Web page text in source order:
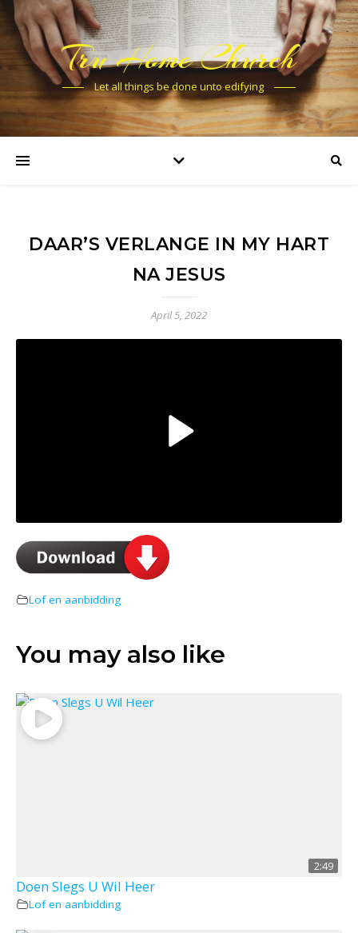
Tru Home Church
Let all things be done unto edifying
DAAR’S VERLANGE IN MY HART
NA JESUS
April 5, 2022
Lof en aanbidding
You may also like
2:49
Doen Slegs U Wil Heer
Lof en aanbidding